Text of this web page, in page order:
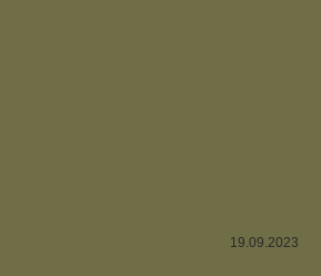
19.09.2023